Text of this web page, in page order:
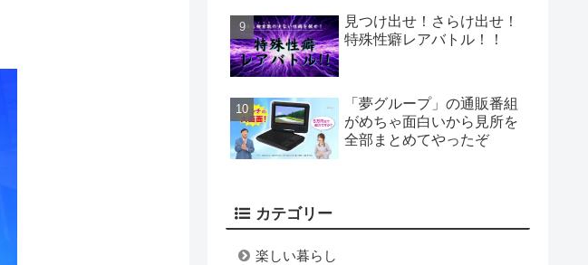
見つけ出せ！さらけ出せ！
特殊性癖レアバトル！！
「夢グループ」の通販番組
がめちゃ面白いから見所を
全部まとめてやったぞ
カテゴリー
楽しい暮らし